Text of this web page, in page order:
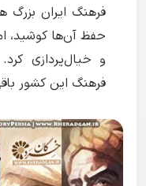
فرهنگ ایران
حفظ آن‌ها کوشید،
و خیال‌پردازی
فرهنگ این کشور